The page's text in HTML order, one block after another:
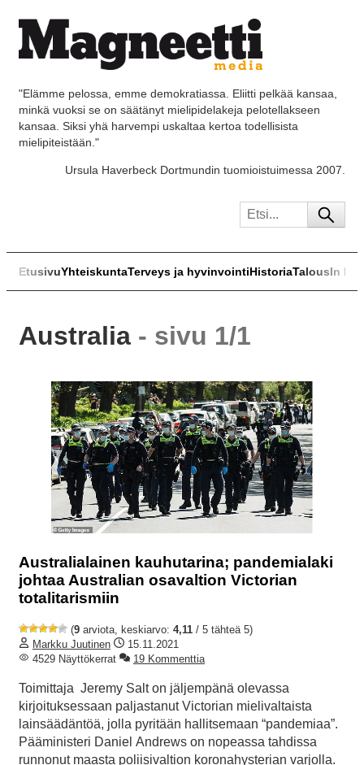
"Elämme pelossa, emme demokratiassa. Eliitti pelkää kansaa,
minkä vuoksi se on säätänyt mielipidelakeja pelotellakseen
kansaa. Siksi yhä harvempi uskaltaa kertoa todellisista
mielipiteistään."
Ursula Haverbeck Dortmundin tuomioistuimessa 2007.
EtusivuYhteiskuntaTerveys ja hyvinvointiHistoriaTalousIn
Australia - sivu 1/1
Australialainen kauhutarina; pandemialaki
johtaa Australian osavaltion Victorian
totalitarismiin
(9 arviota, keskiarvo: 4,11 / 5 tähteä 5)
Markku Juutinen
15.11.2021
4529 Näyttökerrat
19 Kommenttia
Toimittaja Jeremy Salt on jäljempänä olevassa
kirjoituksessaan paljastanut Victorian mielivaltaista
lainsäädäntöä, jolla pyritään hallitsemaan “pandemiaa”.
Pääministeri Daniel Andrews on nopeassa tahdissa
runnonut maasta poliisivaltion koronahysterian varjolla.